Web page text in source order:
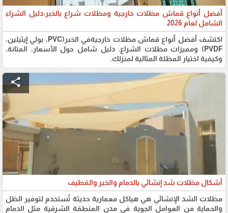
أفضل أنواع قماش مظلات خارجية ومظلات شراع بالخبر:دليل الشراء
الشامل لعام 2026
اكتشف أفضل أنواع قماش مظلات خارجيةفي الخبر(PVC، بولي إيثيلين،
PVDF) ومميزات مظلات الشراع. دليل شامل حول الأسعار، المتانة،
وكيفية اختيار المظلة المثالية لمنزلك.
share
أشكال مظلات شد إنشائي بالدمام والخبر والقطيف
مظلات الشد الإنشائي هي هياكل معمارية حديثة تُستخدم لتوفير الظل
والحماية من العوامل الجوية في مدن المنطقة الشرقية مثل الدمام